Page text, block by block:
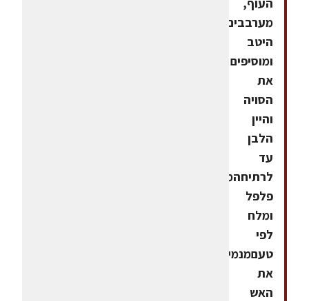
מערבבים
היטב
ומוסיפים
את
הסויה
והיין
הלבן
עד
לרתיחהמוסיפים
פלפל
ומלח
לפי
טעםמנמיכים
את
האש